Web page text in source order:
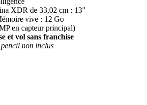
XDR de 33,02 cm : 13"
vive : 12 Go
en capteur principal)
et vol sans franchise
non inclus